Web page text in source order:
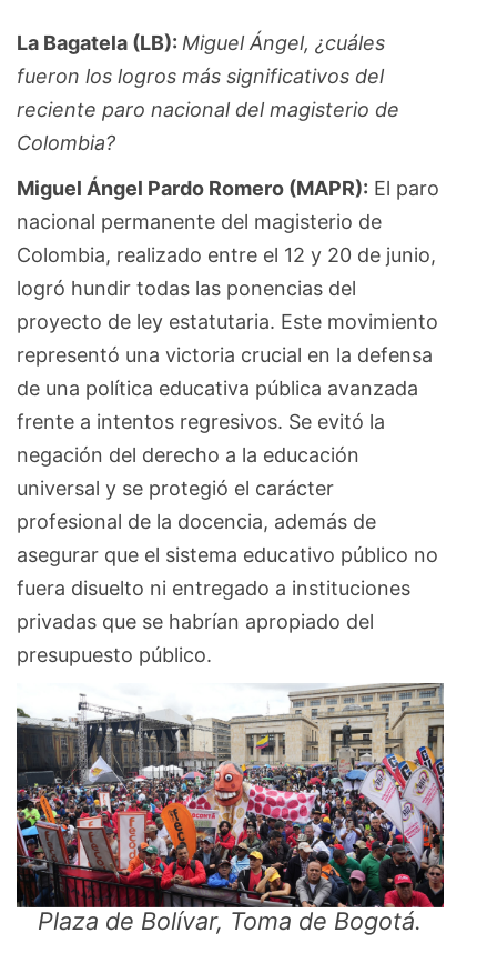
La Bagatela (LB): Miguel Ángel, ¿cuáles
fueron los logros más significativos del
reciente paro nacional del magisterio de
Colombia?
Miguel Ángel Pardo Romero (MAPR): El paro
nacional permanente del magisterio de
Colombia, realizado entre el 12 y 20 de junio,
logró hundir todas las ponencias del
proyecto de ley estatutaria. Este movimiento
representó una victoria crucial en la defensa
de una política educativa pública avanzada
frente a intentos regresivos. Se evitó la
negación del derecho a la educación
universal y se protegió el carácter
profesional de la docencia, además de
asegurar que el sistema educativo público no
fuera disuelto ni entregado a instituciones
privadas que se habrían apropiado del
presupuesto público.
Plaza de Bolívar, Toma de Bogotá.